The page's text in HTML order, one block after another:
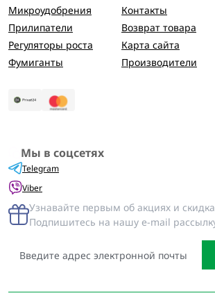
Микроудобрения
Прилипатели
Регуляторы роста
Фумиганты
Контакты
Возврат товара
Карта сайта
Производители
Мы в соцсетях
Telegram
Viber
Узнавайте первым об акциях и
Подпишитесь на нашу e-mail